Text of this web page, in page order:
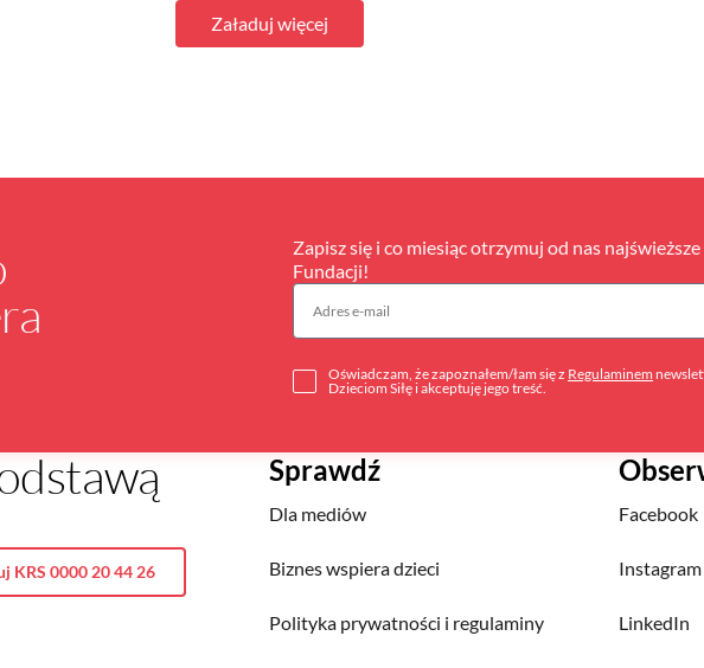
Załaduj więcej
Zapisz się i co miesiąc otrzymuj od nas
Fundacji!
Oświadczam, że zapoznałem/łam się z Regulaminem
Dzieciom Siłę i akceptuję jego treść.
KRS 0000 20 44 26
Sprawdź
Dla mediów
Biznes wspiera dzieci
Polityka prywatności i regulaminy
Facebook
Instagram
LinkedIn